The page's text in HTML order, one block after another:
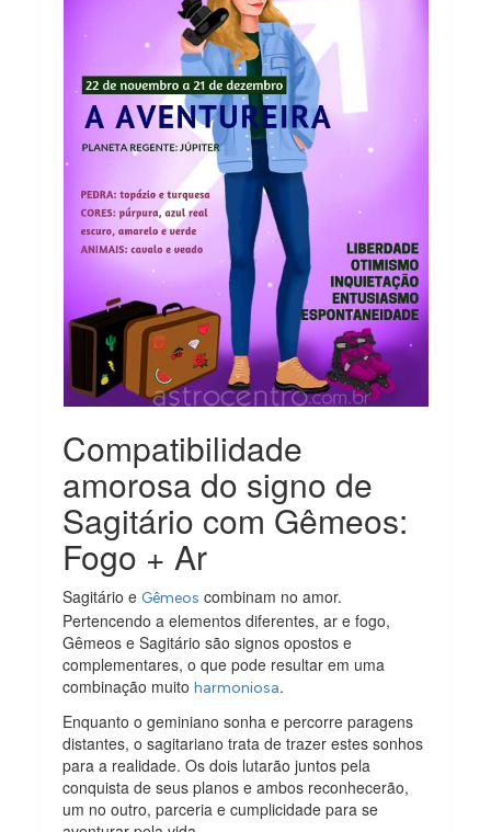
Compatibilidade
amorosa do signo de
Sagitário com Gêmeos:
Fogo + Ar
Sagitário e Gêmeos combinam no amor.
Pertencendo a elementos diferentes, ar e fogo,
Gêmeos e Sagitário são signos opostos e
complementares, o que pode resultar em uma
combinação muitoharmoniosa.
Enquanto o geminiano sonha e percorre paragens
distantes, o sagitariano trata de trazer estes sonhos
para a realidade. Os dois lutarão juntos pela
conquista de seus planos e ambos reconhecerão,
um no outro, parceria e cumplicidade para se